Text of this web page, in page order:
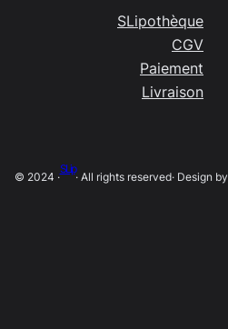
SLipothèque
CGV
Paiement
Livraison
© 2024 ·
SLip
· All rights reserved· Design by